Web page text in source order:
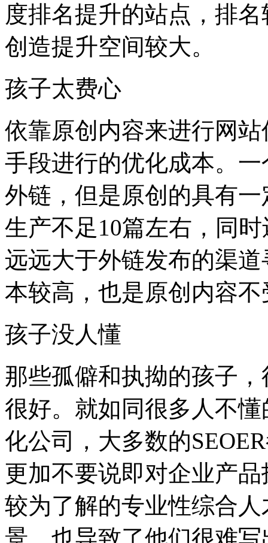
度排名提升的站点，排
创造提升空间较大。
孩子太费心
依靠原创内容来进行网
手段进行的优化成本。
外链，但是原创的具有
生产不足10篇左右，同
远远大于外链发布的渠
本较高，也是原创内容
孩子没人懂
那些孤僻和执拗的孩子
很好。就如同很多人不
化公司，大多数的
更加不要说即对企业产
较为了解的专业性综合
景，也导致了他们很难